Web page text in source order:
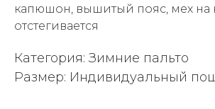
капюшон, вышитый пояс, мех
отстегивается
Категория: Зимние пальто
Размер: Индивидуальный